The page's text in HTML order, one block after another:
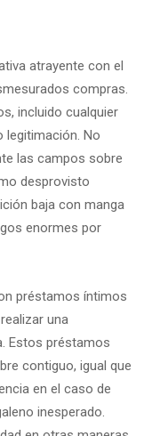
atrayente con el
compras.
incluido cualquier
legitimación. No
las campos sobre
desprovisto
baja con manga
enormes por
préstamos íntimos
una
Estos préstamos
contiguo, igual que
en el caso de
inesperado.